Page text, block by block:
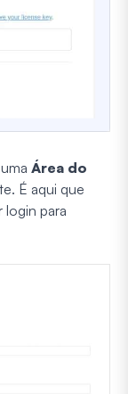
Área do
É aqui que
login para